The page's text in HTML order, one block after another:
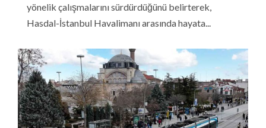
yönelik çalışmalarını sürdürdüğünü belirterek,
Hasdal-İstanbul Havalimanı arasında hayata...